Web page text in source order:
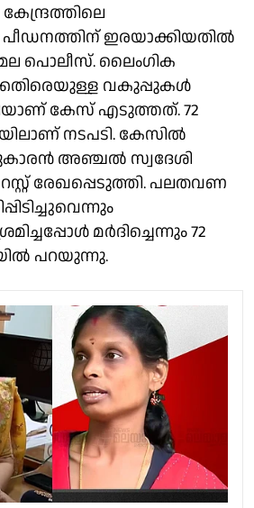
ഇരയാക്കിയതിൽ
പൊലീസ്. ലൈംഗിക
വകുപ്പുകൾ
കേസ് എടുത്തത്. 72
നടപടി. കേസിൽ
അഞ്ചൽ സ്വദേശി
രേഖപ്പെടുത്തി. പലതവണ
മർദിച്ചെന്നും 72
പറയുന്നു.